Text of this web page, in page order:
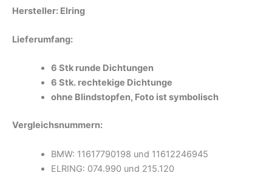
Hersteller: Elring
Lieferumfang:
6 Stk runde Dichtungen
6 Stk. rechtekige Dichtunge
ohne Blindstopfen, Foto ist symbolisch
Vergleichsnummern:
BMW: 11617790198 und 11612246945
ELRING: 074.990 und 215.120